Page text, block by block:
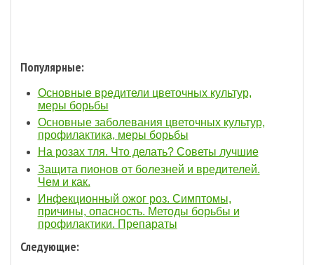
Популярные:
Основные вредители цветочных культур,
меры борьбы
Основные заболевания цветочных культур,
профилактика, меры борьбы
На розах тля. Что делать? Советы лучшие
Защита пионов от болезней и вредителей.
Чем и как.
Инфекционный ожог роз. Симптомы,
причины, опасность. Методы борьбы и
профилактики. Препараты
Следующие: